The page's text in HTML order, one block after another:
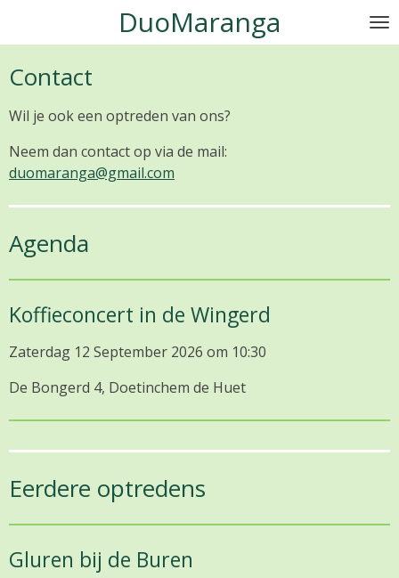
de
DuoMaranga
Contact
Wil je ook een optreden van ons?
Neem dan contact op via de mail:
duomaranga@gmail.com
Agenda
Koffieconcert in de Wingerd
Zaterdag 12 September 2026 om 10:30
De Bongerd 4, Doetinchem de Huet
Eerdere optredens
Gluren bij de Buren